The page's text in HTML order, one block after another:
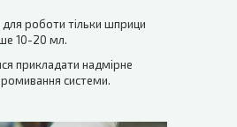
роботи тільки шприци
10-20 мл.
прикладати надмірне
системи.